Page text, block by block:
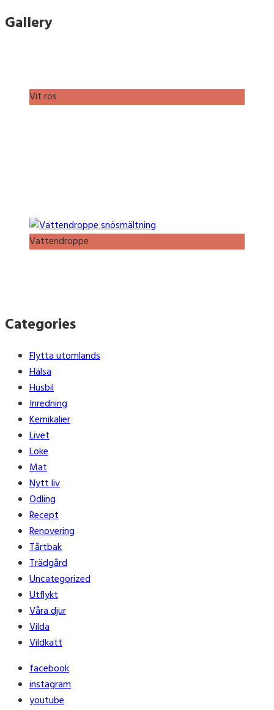
Gallery
Vit ros
Vattendroppe
Categories
Flytta utomlands
Hälsa
Husbil
Inredning
Kemikalier
Livet
Loke
Mat
Nytt liv
Odling
Recept
Renovering
Tårtbak
Trädgård
Uncategorized
Utflykt
Våra djur
Vilda
Vildkatt
facebook
instagram
youtube